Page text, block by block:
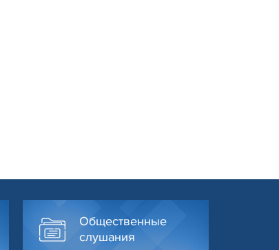
Общественные
слушания